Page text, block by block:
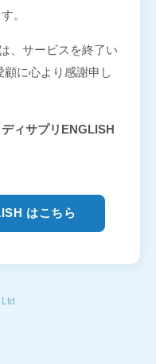
。
、サービスを終了い
に心より感謝申し
ディサプリENGLISH
はこちら